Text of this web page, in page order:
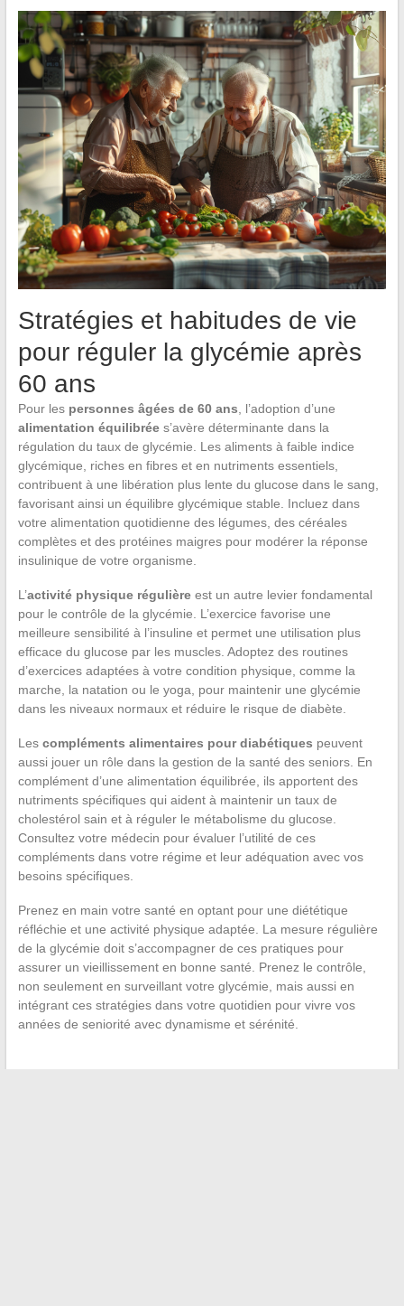
Stratégies et habitudes de vie
pour réguler la glycémie après
60 ans
Pour les personnes âgées de 60 ans , l’adoption d’une
alimentation équilibrées’avère déterminante dans la
régulation du taux de glycémie. Les aliments à faible indice
glycémique, riches en fibres et en nutriments essentiels,
contribuent à une libération plus lente du glucose dans le sang,
favorisant ainsi un équilibre glycémique stable. Incluez dans
votre alimentation quotidienne des légumes, des céréales
complètes et des protéines maigres pour modérer la réponse
insulinique de votre organisme.
L’activité physique régulièreest un autre levier fondamental
pour le contrôle de la glycémie. L’exercice favorise une
meilleure sensibilité à l’insuline et permet une utilisation plus
efficace du glucose par les muscles. Adoptez des routines
d’exercices adaptées à votre condition physique, comme la
marche, la natation ou le yoga, pour maintenir une glycémie
dans les niveaux normaux et réduire le risque de diabète.
Les compléments alimentaires pour diabétiques peuvent
aussi jouer un rôle dans la gestion de la santé des seniors. En
complément d’une alimentation équilibrée, ils apportent des
nutriments spécifiques qui aident à maintenir un taux de
cholestérol sain et à réguler le métabolisme du glucose.
Consultez votre médecin pour évaluer l’utilité de ces
compléments dans votre régime et leur adéquation avec vos
besoins spécifiques.
Prenez en main votre santé en optant pour une diététique
réfléchie et une activité physique adaptée. La mesure régulière
de la glycémie doit s’accompagner de ces pratiques pour
assurer un vieillissement en bonne santé. Prenez le contrôle,
non seulement en surveillant votre glycémie, mais aussi en
intégrant ces stratégies dans votre quotidien pour vivre vos
années de seniorité avec dynamisme et sérénité.